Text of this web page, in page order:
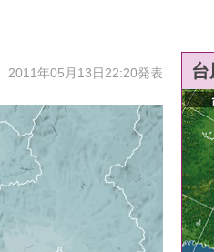
2011年05月13日22:20発表